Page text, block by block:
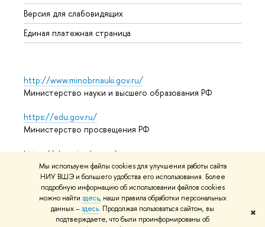
Мы используем файлы cookies для улучшения работы сайта
НИУ ВШЭ и большего удобства его использования. Более
подробную информацию об использовании файлов cookies
можно найти здесь, наши правила обработки персональных
данных –здесь. Продолжая пользоваться сайтом, вы
подтверждаете, что были проинформированы об
✖
Версия для слабовидящих
Единая платежная страница
http://www.minobrnauki.gov.ru/
Министерство науки и высшего образования РФ
https://edu.gov.ru/
Министерство просвещения РФ
https://elearning.hse.ru/mooc
Массовые открытые онлайн-курсы
© НИУ ВШЭ 1993–2026 Адреса и контактыУсловия
использования материаловПолитика конфиденциальности